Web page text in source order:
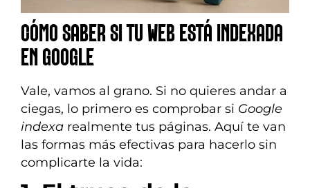
CÓMO SABER SI TU WEB ESTÁ INDEXADA
EN GOOGLE
Vale, vamos al grano. Si no quieres andar a
ciegas, lo primero es comprobar si Google
indexa realmente tus páginas. Aquí te van
las formas más efectivas para hacerlo sin
complicarte la vida: